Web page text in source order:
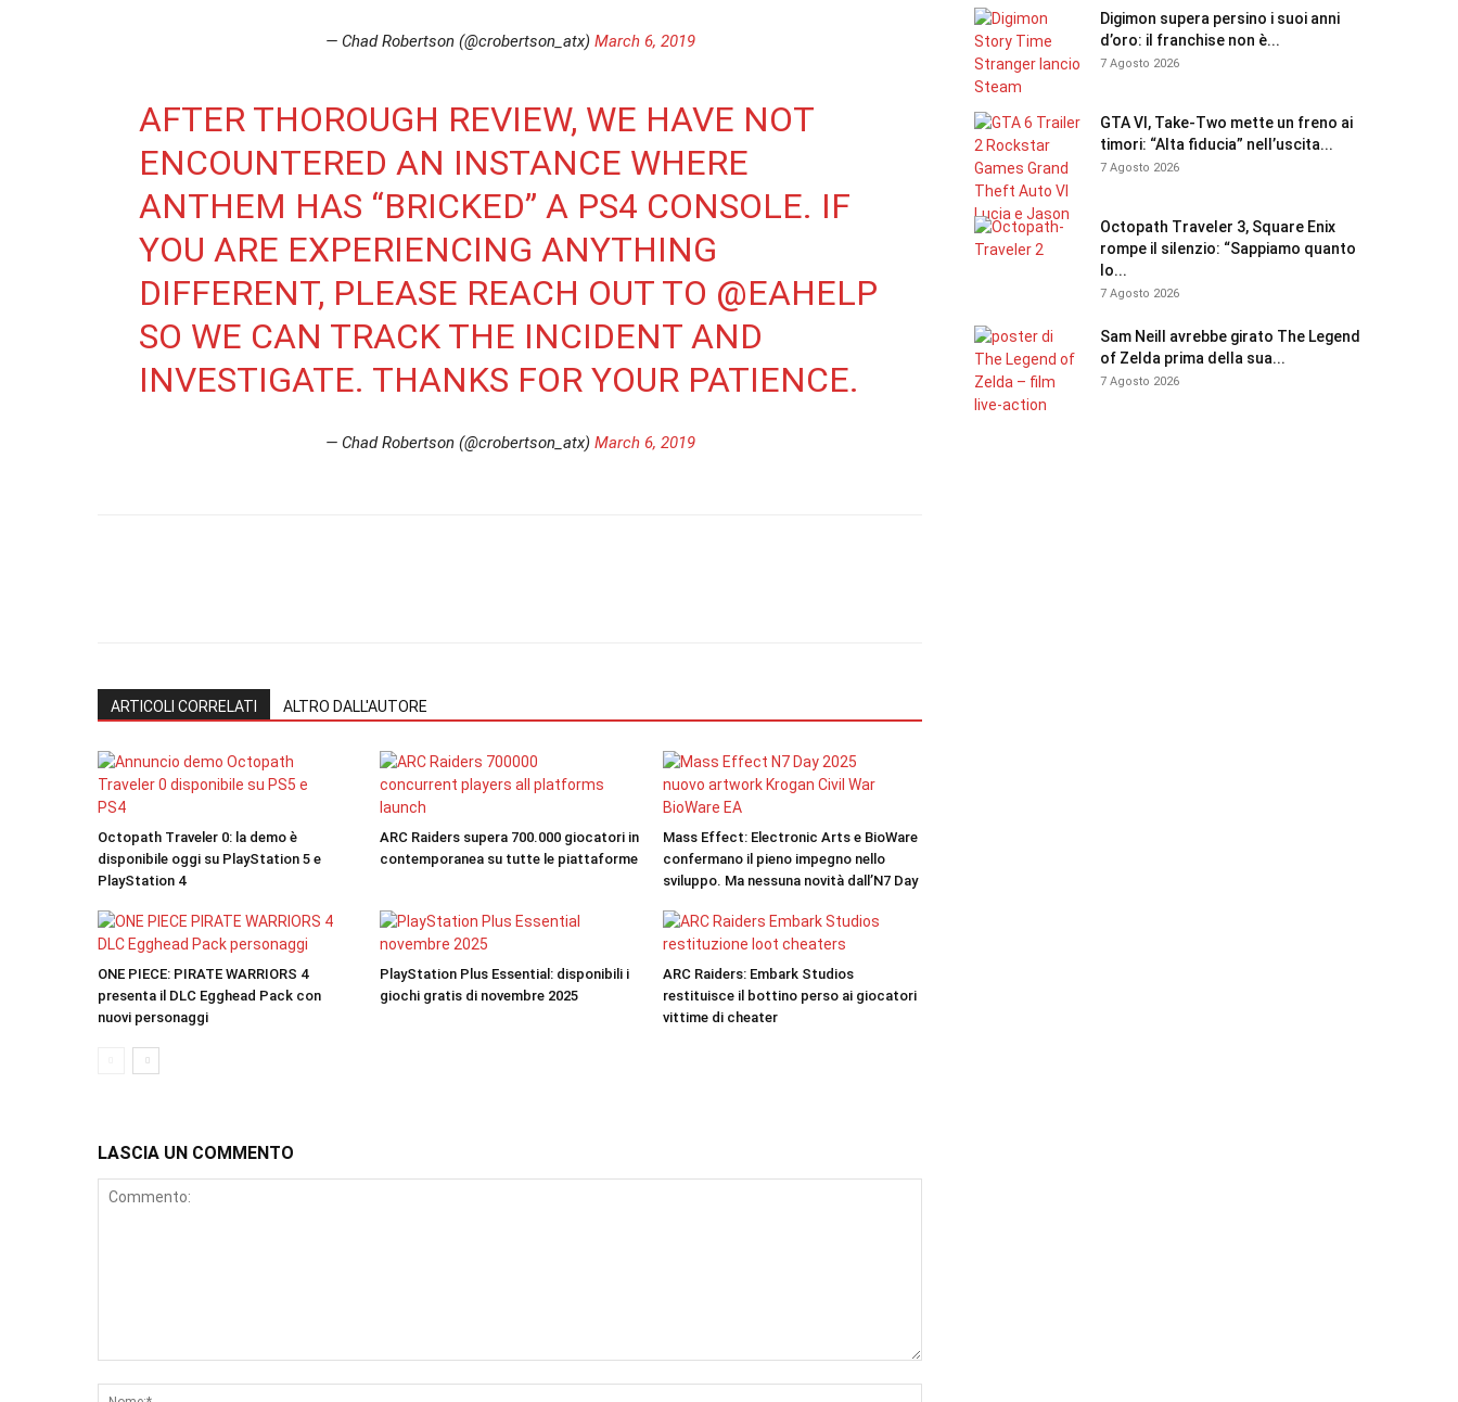
— Chad Robertson (@crobertson_atx) March 6, 2019
AFTER THOROUGH REVIEW, WE HAVE NOT
ENCOUNTERED AN INSTANCE WHERE
ANTHEM HAS “BRICKED” A PS4 CONSOLE. IF
YOU ARE EXPERIENCING ANYTHING
DIFFERENT, PLEASE REACH OUT TO @EAHELP
SO WE CAN TRACK THE INCIDENT AND
INVESTIGATE. THANKS FOR YOUR PATIENCE.
— Chad Robertson (@crobertson_atx) March 6, 2019
ARTICOLI CORRELATI ALTRO DALL'AUTORE
Octopath Traveler 0: la demo è
disponibile oggi su PlayStation 5 e
PlayStation 4
ARC Raiders supera 700.000 giocatori in
contemporanea su tutte le piattaforme
Mass Effect: Electronic Arts e BioWare
confermano il pieno impegno nello
sviluppo. Ma nessuna novità dall’N7 Day
ONE PIECE: PIRATE WARRIORS 4
presenta il DLC Egghead Pack con
nuovi personaggi
PlayStation Plus Essential: disponibili i
giochi gratis di novembre 2025
ARC Raiders: Embark Studios
restituisce il bottino perso ai giocatori
vittime di cheater
LASCIA UN COMMENTO
Digimon supera persino i suoi anni
d’oro: il franchise non è...
7 Agosto 2026
GTA VI, Take-Two mette un freno ai
timori: “Alta fiducia” nell’uscita...
7 Agosto 2026
Octopath Traveler 3, Square Enix
rompe il silenzio: “Sappiamo quanto
lo...
7 Agosto 2026
Sam Neill avrebbe girato The Legend
of Zelda prima della sua...
7 Agosto 2026